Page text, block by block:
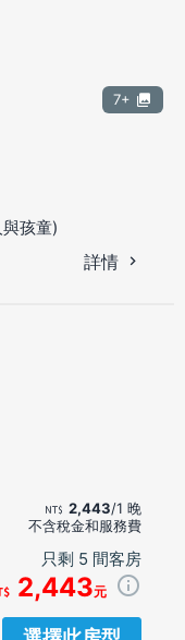
7+
孩童)
詳情
2,443/1 晚
不含稅金和服務費
只剩 5 間客房
2,443元